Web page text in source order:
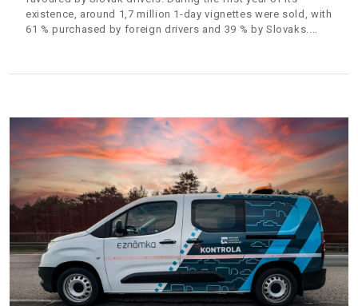
existence, around 1,7 million 1-day vignettes were sold, with
61 % purchased by foreign drivers and 39 % by Slovaks.